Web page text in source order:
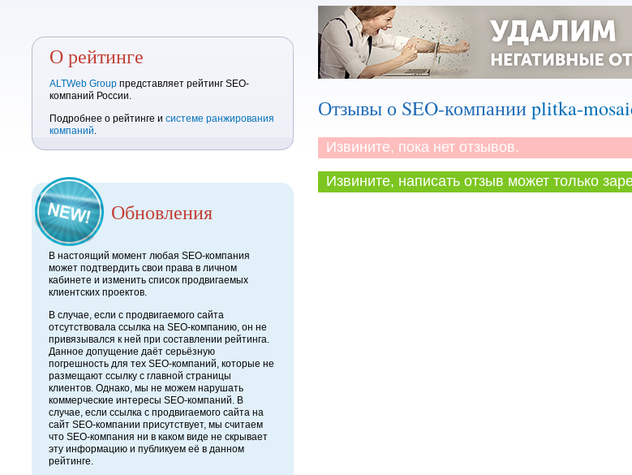
О рейтинге
ALTWeb Group представляет рейтинг SEO-
компаний России.
Подробнее о рейтинге и системе ранжирования
компаний.
Обновления
В настоящий момент любая SEO-компания
может подтвердить свои права в личном
кабинете и изменить список продвигаемых
клиентских проектов.
В случае, если с продвигаемого сайта
отсутствовала ссылка на SEO-компанию, он не
привязывался к ней при составлении рейтинга.
Данное допущение даёт серьёзную
погрешность для тех SEO-компаний, которые не
размещают ссылку с главной страницы
клиентов. Однако, мы не можем нарушать
коммерческие интересы SEO-компаний. В
случае, если ссылка с продвигаемого сайта на
сайт SEO-компании присутствует, мы считаем
что SEO-компания ни в каком виде не скрывает
эту информацию и публикуем её в данном
рейтинге.
Отзывы о SEO-компанииplitka-
Извините, пока нет отзывов.
Извините, написать отзыв может только